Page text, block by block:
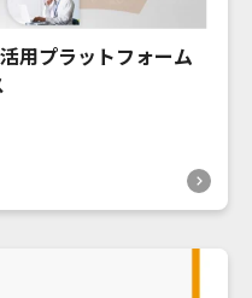
用プラットフォーム